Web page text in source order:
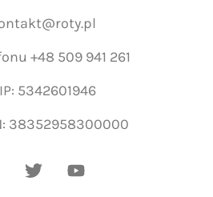
+48 509 941 261
5342601946
38352958300000